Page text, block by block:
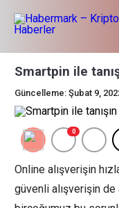
Smartpin ile
Güncelleme: Şubat 9,
0
Online alışverişin
güvenli alışverişin de